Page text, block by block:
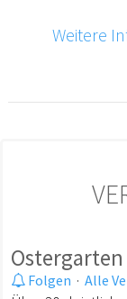
Weitere
Folgen · Alle